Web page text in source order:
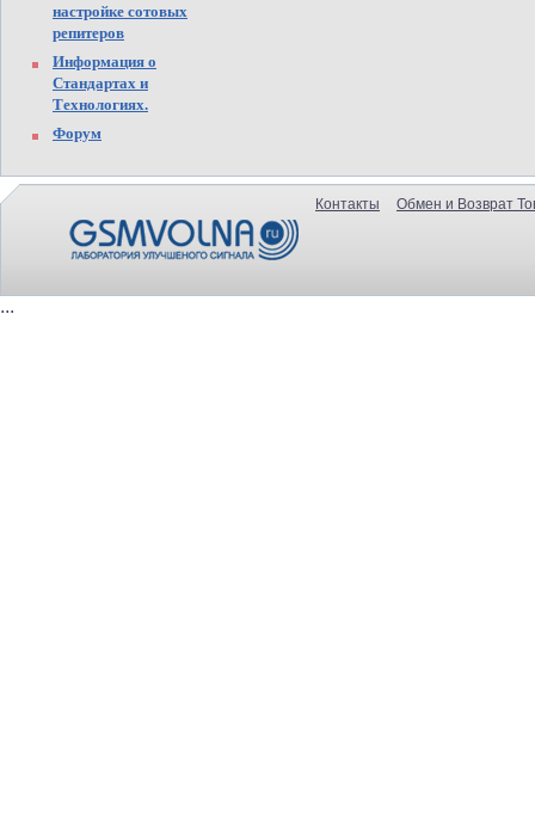
настройке сотовых
репитеров
Информация о
Стандартах и
Технологиях.
Форум
Контакты Обмен и Возврат
...